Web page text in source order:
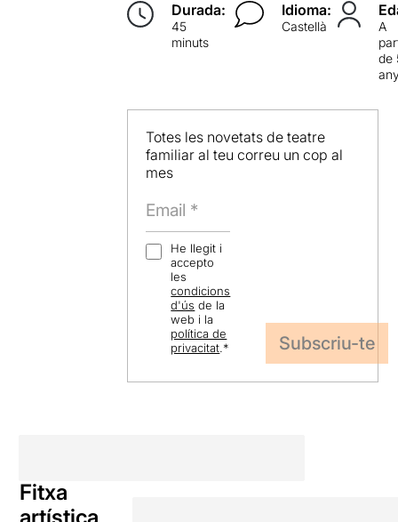
Durada:
45
minuts
Idioma:
Castellà
A
de
Totes les novetats de teatre
familiar al teu correu un cop al
mes
He llegit i
accepto
les
condicions
d'ús de la
web i la
política de
privacitat.*
Fitxa